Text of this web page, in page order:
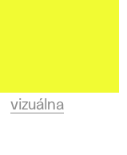
vizuálna